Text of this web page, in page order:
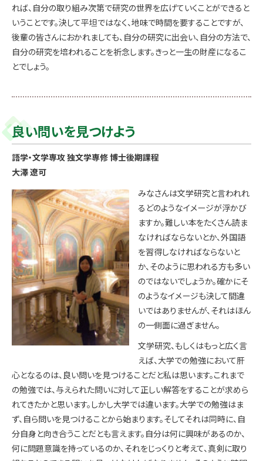
れば、自分の取り組み次第で研究の世界を広げていくことができると
いうことです。決して平坦ではなく、地味で時間を要することですが、
後輩の皆さんにおかれましても、自分の研究に出会い、自分の方法で、
自分の研究を培われることを祈念します。きっと一生の財産になるこ
とでしょう。
良い問いを見つけよう
語学・文学専攻 独文学専修 博士後期課程
大澤 遼可
みなさんは文学研究と言われれ
るどのようなイメージが浮かび
ますか。難しい本をたくさん読ま
なければならないとか、外国語
を習得しなければならないと
か、そのように思われる方も多い
のではないでしょうか。確かにそ
のようなイメージも決して間違
いではありませんが、それはほん
の一側面に過ぎません。
文学研究、もしくはもっと広く言
えば、大学での勉強において肝
心となるのは、良い問いを見つけることだと私は思います。これまで
の勉強では、与えられた問いに対して正しい解答をすることが求めら
れてきたかと思います。しかし大学では違います。大学での勉強はま
ず、自ら問いを見つけることから始まります。そしてそれは同時に、自
分自身と向き合うことだとも言えます。自分は何に興味があるのか、
何に問題意識を持っているのか、それをじっくりと考えて、真剣に取り